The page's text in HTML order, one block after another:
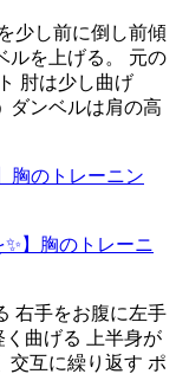
少し前に倒し前傾
ルを上げる。 元の
肘は少し曲げ
ダンベルは肩の高
】胸のトレーニ
右手をお腹に左手
曲げる 上半身が
交互に繰り返す ポ